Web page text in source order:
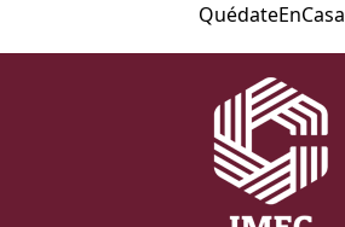
QuédateEnCasa